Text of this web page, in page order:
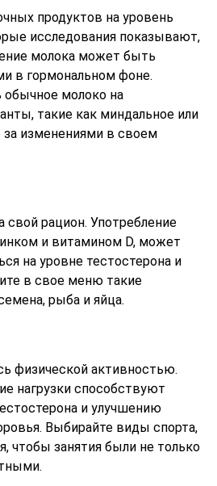
продуктов на уровень
исследования показывают,
молока может быть
в гормональном фоне.
обычное молоко на
такие как миндальное или
за изменениями в своем
свой рацион. Употребление
и витамином D, может
на уровне тестостерона и
в свое меню такие
рыба и яйца.
физической активностью.
нагрузки способствуют
и улучшению
Выбирайте виды спорта,
чтобы занятия были не только